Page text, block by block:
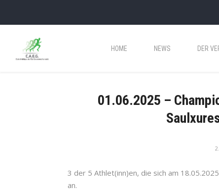
HOME NEWS DER
01.06.2025 –
3 der 5 Athlet(inn)en, die sich am
an.